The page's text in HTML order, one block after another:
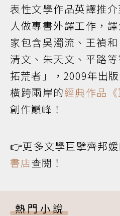
表性文學作品英譯推
人做專書外譯工作，
家包含吳濁流、王禎
清文、朱天文、平路
拓荒者」，2009年出
橫跨兩岸的經典作品《
創作巔峰！
👉更多文學巨擘齊邦
書店查閱！
熱門小說